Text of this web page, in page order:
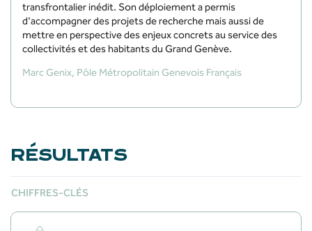
transfrontalier inédit. Son déploiement a permis
d'accompagner des projets de recherche mais aussi de
mettre en perspective des enjeux concrets au service des
collectivités et des habitants du Grand Genève.
Marc Genix, Pôle Métropolitain Genevois Français
RÉSULTATS
CHIFFRES-CLÉS